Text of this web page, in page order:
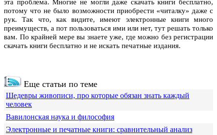
эта проблема. Многие не могли даже скачать книги бесплатно,
потому что не было возможности приобрести «читалку» даже с
рук. Так что, как видите, имеют электронные книги много
преимуществ, а пот пользоваться ими или нет, тут решать только
вам. По крайней мере вы знаете уже, где можно без регистрации
скачать книги бесплатно и не искать печатные издания.
Еще статьи по теме
Шедевры живописи, про которые обязан знать каждый
человек
Вавилонская наука и философия
Электронные и печатные книги: сравнительный анализ